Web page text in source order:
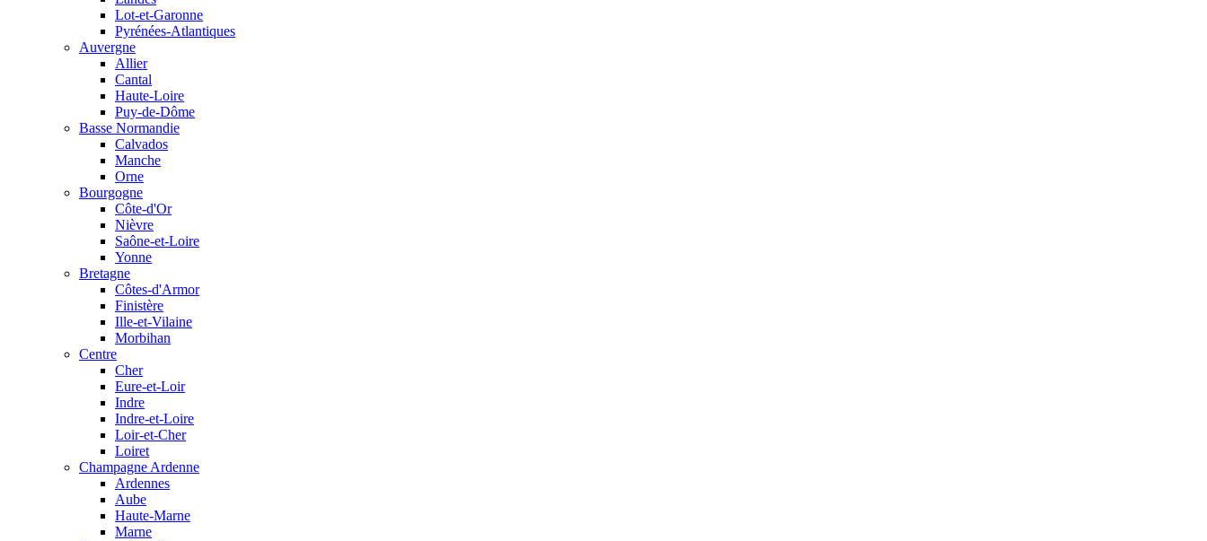
Lot-et-Garonne
Pyrénées-Atlantiques
Auvergne
Allier
Cantal
Haute-Loire
Puy-de-Dôme
Basse Normandie
Calvados
Manche
Orne
Bourgogne
Côte-d'Or
Nièvre
Saône-et-Loire
Yonne
Bretagne
Côtes-d'Armor
Finistère
Ille-et-Vilaine
Morbihan
Centre
Cher
Eure-et-Loir
Indre
Indre-et-Loire
Loir-et-Cher
Loiret
Champagne Ardenne
Ardennes
Aube
Haute-Marne
Marne